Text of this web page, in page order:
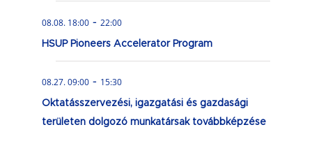
08.08. 18:00 - 22:00
HSUP Pioneers Accelerator Program
08.27. 09:00 - 15:30
Oktatásszervezési, igazgatási és gazdasági
területen dolgozó munkatársak továbbképzése